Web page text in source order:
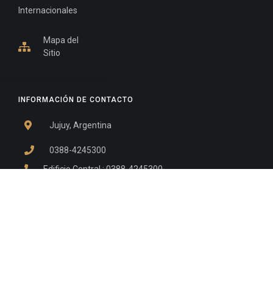
INFORMACIÓN DE CONTACTO
Jujuy, Argentina
0388-4245300
Edificio Central : 0388-4245300
Internacionales
Mapa del
Sitio